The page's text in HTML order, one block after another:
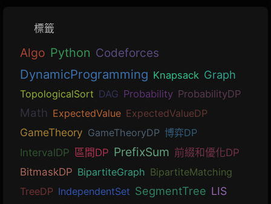
標籤
Algo Python Codeforces
DynamicProgramming Knapsack Graph
TopologicalSort DAG Probability ProbabilityDP
Math ExpectedValue ExpectedValueDP
GameTheory GameTheoryDP 博弈DP
IntervalDP 區間DP PrefixSum 前綴和優化DP
BitmaskDP BipartiteGraph BipartiteMatching
TreeDP IndependentSet SegmentTree LIS